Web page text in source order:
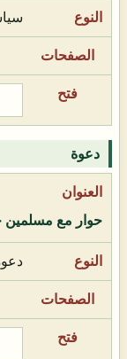
دعوة
حوار مع مسلمين